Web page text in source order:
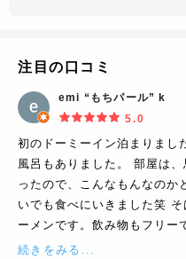
注目の口コミ
emi “もちパール” k
5.0
初のドーミーイン泊まりまし
風呂もありました。 部屋は
ったので、こんなもんなのか
いでも食べにいきました笑
ーメンです。飲み物もフリ
続きをみる...